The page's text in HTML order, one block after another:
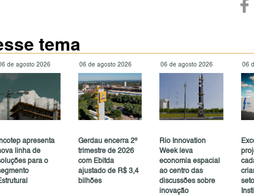
tema
de agosto 2026
Incotep apresenta
linha de
para o
06 de agosto 2026
Gerdau encerra 2º
trimestre de 2026
com Ebitda
ajustado de R$ 3,4
bilhões
06 de agosto 2026
Rio Innovation
Week leva
economia espacial
ao centro das
discussões sobre
inovação
06